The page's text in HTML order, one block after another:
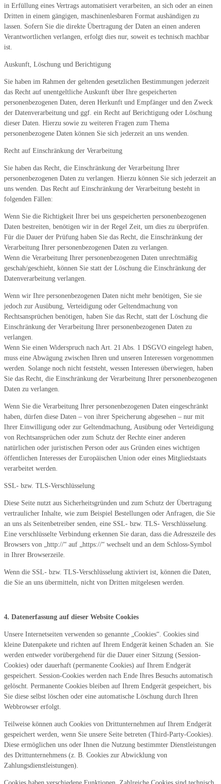
in Erfüllung eines Vertrags automatisiert verarbeiten, an sich oder an einen
Dritten in einem gängigen, maschinenlesbaren Format aushändigen zu
lassen. Sofern Sie die direkte Übertragung der Daten an einen anderen
Verantwortlichen verlangen, erfolgt dies nur, soweit es technisch machbar
ist.
Auskunft, Löschung und Berichtigung
Sie haben im Rahmen der geltenden gesetzlichen Bestimmungen jederzeit
das Recht auf unentgeltliche Auskunft über Ihre gespeicherten
personenbezogenen Daten, deren Herkunft und Empfänger und den Zweck
der Datenverarbeitung und ggf. ein Recht auf Berichtigung oder Löschung
dieser Daten. Hierzu sowie zu weiteren Fragen zum Thema
personenbezogene Daten können Sie sich jederzeit an uns wenden.
Recht auf Einschränkung der Verarbeitung
Sie haben das Recht, die Einschränkung der Verarbeitung Ihrer
personenbezogenen Daten zu verlangen. Hierzu können Sie sich jederzeit an
uns wenden. Das Recht auf Einschränkung der Verarbeitung besteht in
folgenden Fällen:
Wenn Sie die Richtigkeit Ihrer bei uns gespeicherten personenbezogenen
Daten bestreiten, benötigen wir in der Regel Zeit, um dies zu überprüfen.
Für die Dauer der Prüfung haben Sie das Recht, die Einschränkung der
Verarbeitung Ihrer personenbezogenen Daten zu verlangen.
Wenn die Verarbeitung Ihrer personenbezogenen Daten unrechtmäßig
geschah/geschieht, können Sie statt der Löschung die Einschränkung der
Datenverarbeitung verlangen.
Wenn wir Ihre personenbezogenen Daten nicht mehr benötigen, Sie sie
jedoch zur Ausübung, Verteidigung oder Geltendmachung von
Rechtsansprüchen benötigen, haben Sie das Recht, statt der Löschung die
Einschränkung der Verarbeitung Ihrer personenbezogenen Daten zu
verlangen.
Wenn Sie einen Widerspruch nach Art. 21 Abs. 1 DSGVO eingelegt haben,
muss eine Abwägung zwischen Ihren und unseren Interessen vorgenommen
werden. Solange noch nicht feststeht, wessen Interessen überwiegen, haben
Sie das Recht, die Einschränkung der Verarbeitung Ihrer personenbezogenen
Daten zu verlangen.
Wenn Sie die Verarbeitung Ihrer personenbezogenen Daten eingeschränkt
haben, dürfen diese Daten – von ihrer Speicherung abgesehen – nur mit
Ihrer Einwilligung oder zur Geltendmachung, Ausübung oder Verteidigung
von Rechtsansprüchen oder zum Schutz der Rechte einer anderen
natürlichen oder juristischen Person oder aus Gründen eines wichtigen
öffentlichen Interesses der Europäischen Union oder eines Mitgliedstaats
verarbeitet werden.
SSL- bzw. TLS-Verschlüsselung
Diese Seite nutzt aus Sicherheitsgründen und zum Schutz der Übertragung
vertraulicher Inhalte, wie zum Beispiel Bestellungen oder Anfragen, die Sie
an uns als Seitenbetreiber senden, eine SSL- bzw. TLS- Verschlüsselung.
Eine verschlüsselte Verbindung erkennen Sie daran, dass die Adresszeile des
Browsers von „http://“ auf „https://“ wechselt und an dem Schloss-Symbol
in Ihrer Browserzeile.
Wenn die SSL- bzw. TLS-Verschlüsselung aktiviert ist, können die Daten,
die Sie an uns übermitteln, nicht von Dritten mitgelesen werden.
4. Datenerfassung auf dieser Website Cookies
Unsere Internetseiten verwenden so genannte „Cookies“. Cookies sind
kleine Datenpakete und richten auf Ihrem Endgerät keinen Schaden an. Sie
werden entweder vorübergehend für die Dauer einer Sitzung (Session-
Cookies) oder dauerhaft (permanente Cookies) auf Ihrem Endgerät
gespeichert. Session-Cookies werden nach Ende Ihres Besuchs automatisch
gelöscht. Permanente Cookies bleiben auf Ihrem Endgerät gespeichert, bis
Sie diese selbst löschen oder eine automatische Löschung durch Ihren
Webbrowser erfolgt.
Teilweise können auch Cookies von Drittunternehmen auf Ihrem Endgerät
gespeichert werden, wenn Sie unsere Seite betreten (Third-Party-Cookies).
Diese ermöglichen uns oder Ihnen die Nutzung bestimmter Dienstleistungen
des Drittunternehmens (z. B. Cookies zur Abwicklung von
Zahlungsdienstleistungen).